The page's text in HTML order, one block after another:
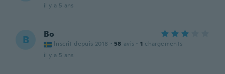
il y a 5 ans
B Bo
Inscrit depuis 2018 · 58 avis · 1 chargements
il y a 5 ans